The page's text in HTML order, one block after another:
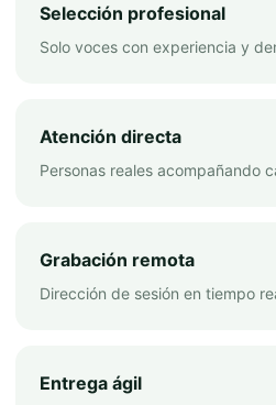
Selección profesional
Solo voces con experiencia y
Atención directa
Personas reales acompañando
Grabación remota
Dirección de sesión en tiempo
Entrega ágil